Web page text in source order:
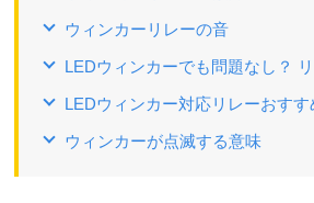
ウィンカーリレーの音
LEDウィンカーでも問題なし？
LEDウィンカー対応リレーおすす
ウィンカーが点滅する意味